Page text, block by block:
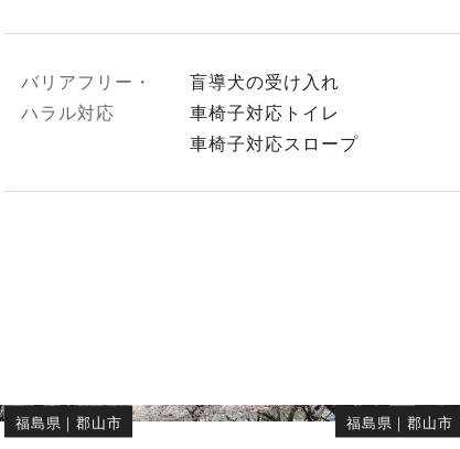
バリアフリー・
ハラル対応
盲導犬の受け入れ
車椅子対応トイレ
車椅子対応スロープ
福島県 ｜郡山市
福島県 ｜郡山市